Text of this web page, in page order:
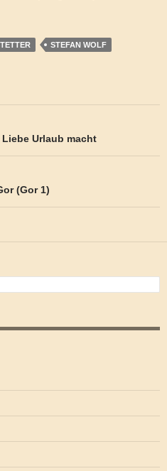
STEFAN WOLF
Urlaub macht
(Gor 1)